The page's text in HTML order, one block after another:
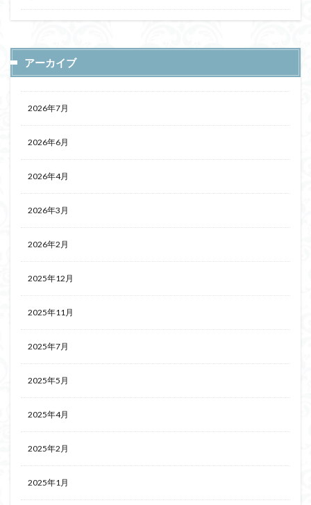
アーカイブ
2026年7月
2026年6月
2026年4月
2026年3月
2026年2月
2025年12月
2025年11月
2025年7月
2025年5月
2025年4月
2025年2月
2025年1月